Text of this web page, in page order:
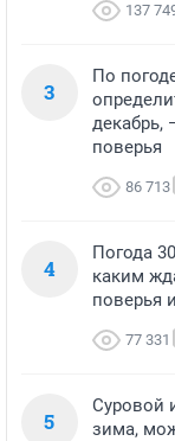
137
3
По
декабрь,
поверья
86 713
4
Погода
каким
поверья
77 331
5
Суровой
зима,